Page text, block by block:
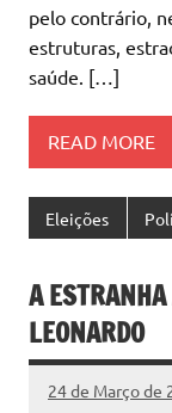
pelo contrário,
estruturas,
saúde. […]
READ MORE
Eleições
A ESTRANHA
LEONARDO
24 de Março de